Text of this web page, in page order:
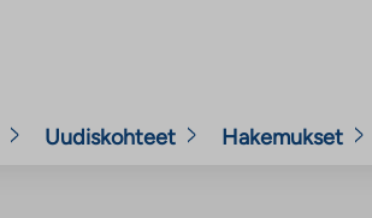
Uudiskohteet Hakemukset